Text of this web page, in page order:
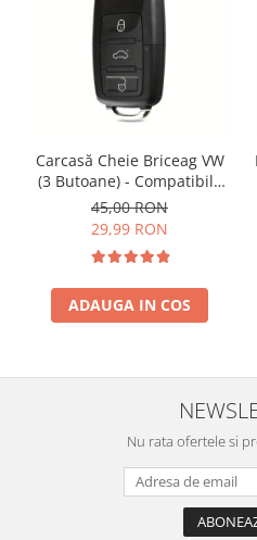
Carcasă Cheie Briceag VW
(3 Butoane) - Compatibilă
Golf 5, Jetta, Touran etc
45,00 RON
29,99 RON
ADAUGA IN COS
Nu rata ofertele si